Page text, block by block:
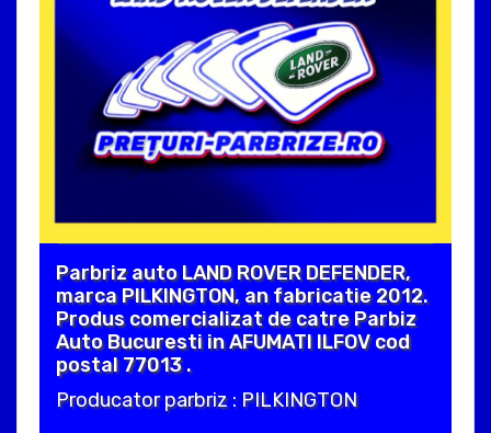
Parbriz auto LAND ROVER DEFENDER,
marca PILKINGTON, an fabricatie 2012.
Produs comercializat de catre Parbiz
Auto Bucuresti in AFUMATI ILFOV cod
postal 77013 .
Producator parbriz : PILKINGTON